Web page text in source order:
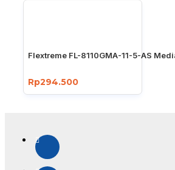
Flextreme FL-8110GMA-11-5-AS
Rp294.500